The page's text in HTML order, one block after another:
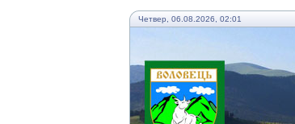
Четвер, 06.08.2026, 02:01